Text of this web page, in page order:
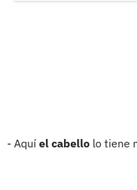
- Aquí el cabello lo tiene